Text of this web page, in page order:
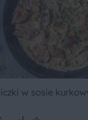
w sosie